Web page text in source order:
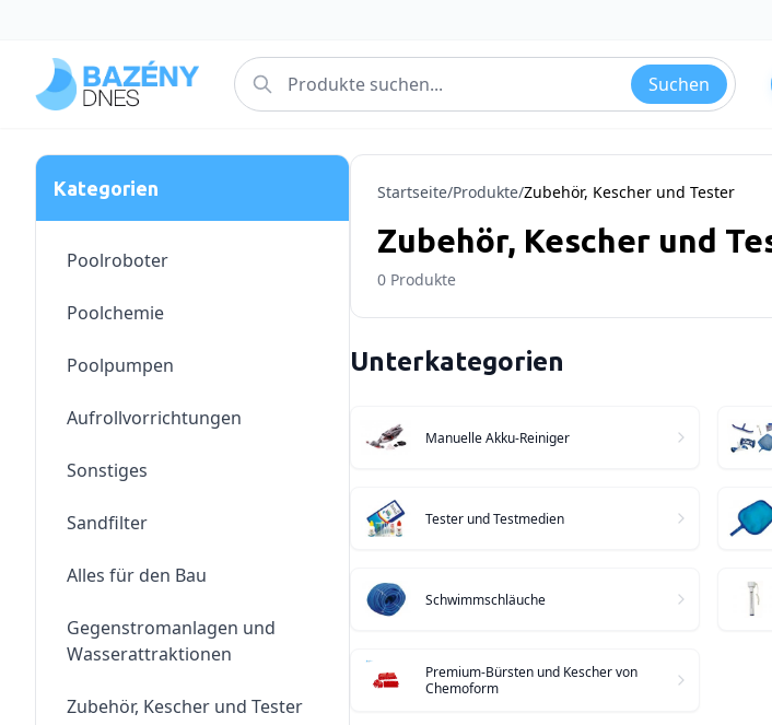
Suchen
Kategorien
Poolroboter
Poolchemie
Poolpumpen
Aufrollvorrichtungen
Sonstiges
Sandfilter
Alles für den Bau
Gegenstromanlagen und
Wasserattraktionen
Zubehör, Kescher und Tester
Startseite/Produkte/Zubehör, Kescher und Tester
Zubehör, Kescher und
0 Produkte
Unterkategorien
Manuelle Akku-Reiniger
Tester und Testmedien
Schwimmschläuche
Premium-Bürsten und Kescher von
Chemoform